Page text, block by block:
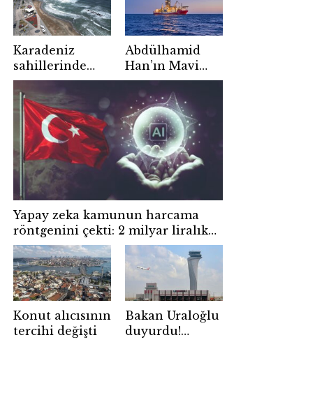
Karadeniz
sahillerinde
kırmızı alarm: 5
ilçede denize
girmek
yasaklandı
Abdülhamid
Han’ın Mavi
Vatan mesaisi 4
yılı geride
bıraktı
Yapay zeka kamunun harcama
röntgenini çekti: 2 milyar liralık
risk
Konut alıcısının
tercihi değişti
Bakan Uraloğlu
duyurdu!